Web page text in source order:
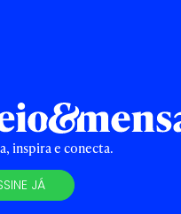
inspira e conecta.
JÁ